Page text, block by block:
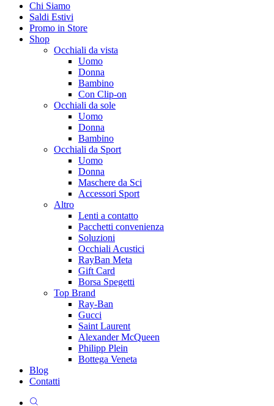
Chi Siamo
Saldi Estivi
Promo in Store
Shop
Occhiali da vista
Uomo
Donna
Bambino
Con Clip-on
Occhiali da sole
Uomo
Donna
Bambino
Occhiali da Sport
Uomo
Donna
Maschere da Sci
Accessori Sport
Altro
Lenti a contatto
Pacchetti convenienza
Soluzioni
Occhiali Acustici
RayBan Meta
Gift Card
Borsa Spegetti
Top Brand
Ray-Ban
Gucci
Saint Laurent
Alexander McQueen
Philipp Plein
Bottega Veneta
Blog
Contatti